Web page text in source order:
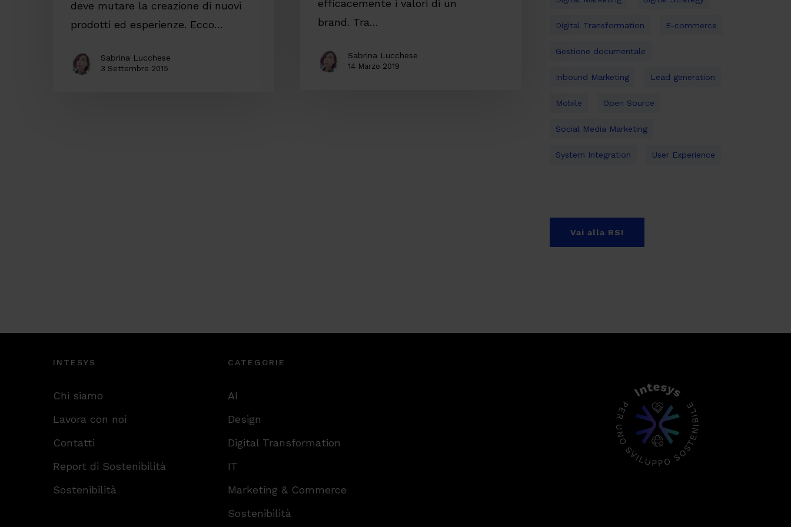
efficacemente i valori di un
brand. Tra…
Sabrina Lucchese
14 Marzo 2019
deve mutare la creazione di nuovi
prodotti ed esperienze. Ecco…
Sabrina Lucchese
3 Settembre 2015
Digital Transformation E-commerce
Gestione documentale
Inbound Marketing Lead generation
Mobile Open Source
Social Media Marketing
System Integration User Experience
Vai alla RSI
INTESYS
Chi siamo
Lavora con noi
Contatti
Report di Sostenibilità
Sostenibilità
CATEGORIE
AI
Design
Digital Transformation
IT
Marketing & Commerce
Sostenibilità